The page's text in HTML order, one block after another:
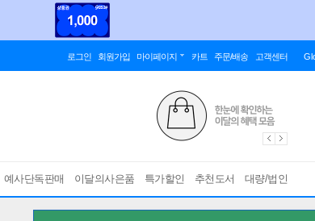
로그인 회원가입 마이페이지 카트 주문/배송 고객센터
예사단독판매 이달의사은품 특가할인 추천도서 대량/법인